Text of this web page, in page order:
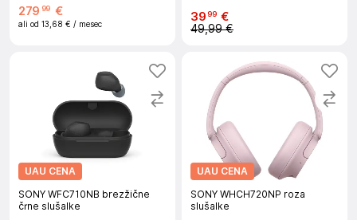
279 99 €
ali od 13,68 € / mesec 3999 €
49,99 €
UAU CENA
SONY WFC710NB brezžične
črne slušalke
UAU CENA
SONY WHCH720NP roza
slušalke